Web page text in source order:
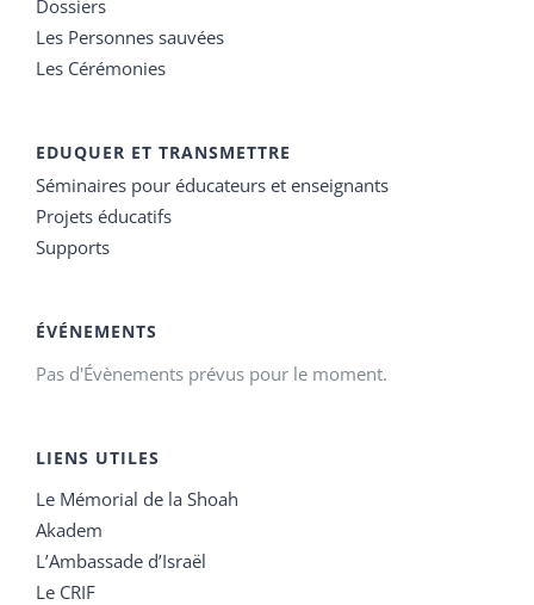
Dossiers
Les Personnes sauvées
Les Cérémonies
EDUQUER ET TRANSMETTRE
Séminaires pour éducateurs et enseignants
Projets éducatifs
Supports
ÉVÉNEMENTS
Pas d'Évènements prévus pour le moment.
LIENS UTILES
Le Mémorial de la Shoah
Akadem
L’Ambassade d’Israël
Le CRIF